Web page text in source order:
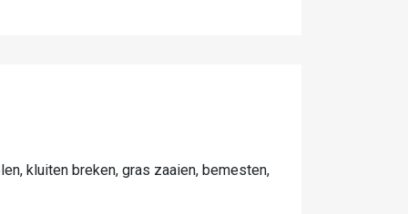
kluiten breken, gras zaaien, bemesten,